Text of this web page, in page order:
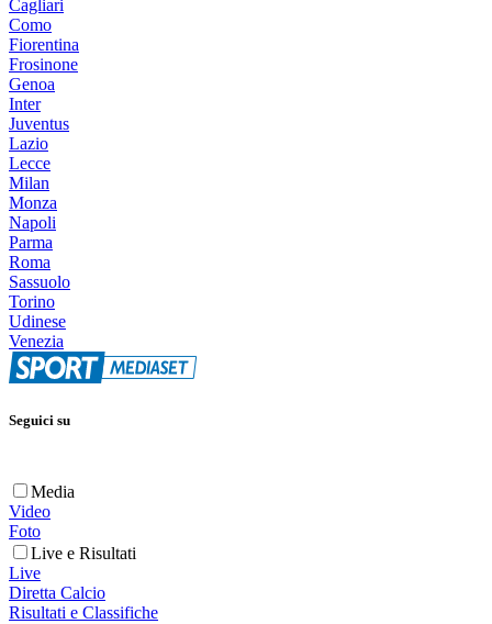
Cagliari
Como
Fiorentina
Frosinone
Genoa
Inter
Juventus
Lazio
Lecce
Milan
Monza
Napoli
Parma
Roma
Sassuolo
Torino
Udinese
Venezia
Seguici su
Media
Video
Foto
Live e Risultati
Live
Diretta Calcio
Risultati e Classifiche